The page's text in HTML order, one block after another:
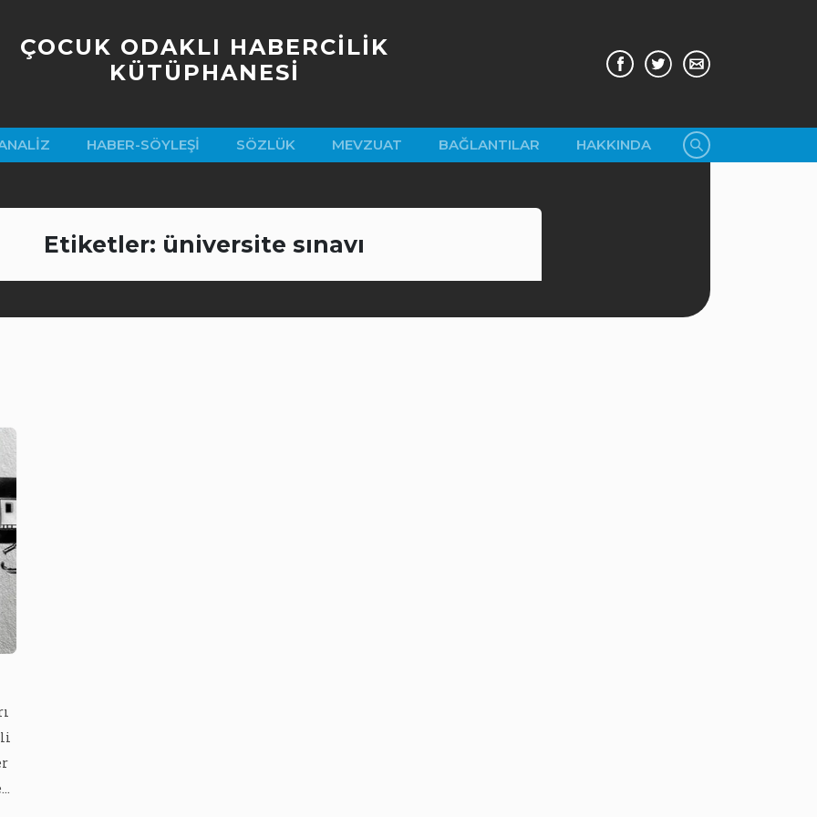
ÇOCUK ODAKLI HABERCİLİK
KÜTÜPHANESİ
HABER-SÖYLEŞI SÖZLÜK MEVZUAT BAĞLANTILAR HAKKINDA
Etiketler: üniversite sınavı